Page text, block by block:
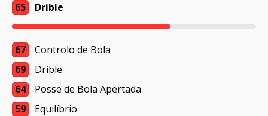
65 Drible
67
Controlo de Bola
69
Drible
64
Posse de Bola Apertada
59
Equilíbrio